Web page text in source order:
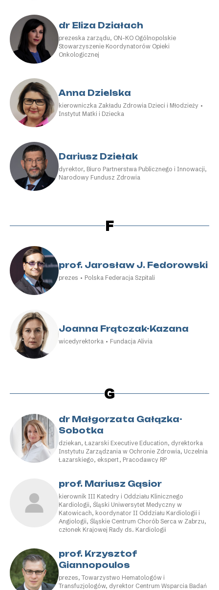
dr Eliza Działach
prezeska zarządu, ON-KO Ogólnopolskie
Stowarzyszenie Koordynatorów Opieki
Onkologicznej
Anna Dzielska
kierowniczka Zakładu Zdrowia Dzieci i Młodzieży •
Instytut Matki i Dziecka
Dariusz Dziełak
dyrektor, Biuro Partnerstwa Publicznego i Innowacji,
Narodowy Fundusz Zdrowia
F
prof. Jarosław J. Fedorowski
prezes • Polska Federacja Szpitali
Joanna Frątczak-Kazana
wicedyrektorka • Fundacja Alivia
G
dr Małgorzata Gałązka-
Sobotka
dziekan, Łazarski Executive Education, dyrektorka
Instytutu Zarządzania w Ochronie Zdrowia, Uczelnia
Łazarskiego, ekspert, Pracodawcy RP
prof. Mariusz Gąsior
kierownik III Katedry i Oddziału Klinicznego
Kardiologii, Śląski Uniwersytet Medyczny w
Katowicach, koordynator II Oddziału Kardiologii i
Angiologii, Śląskie Centrum Chorób Serca w Zabrzu,
członek Krajowej Rady ds. Kardiologii
prof. Krzysztof
Giannopoulos
prezes, Towarzystwo Hematologów i
Transfuzjologów, dyrektor Centrum Wsparcia Badań